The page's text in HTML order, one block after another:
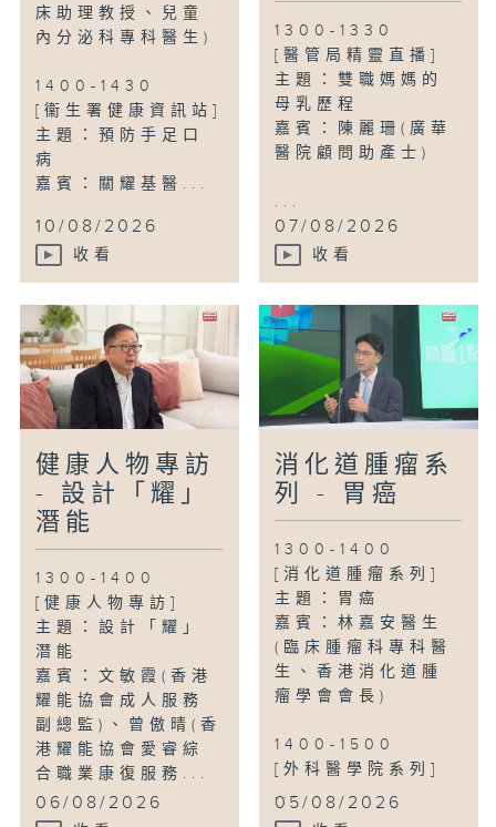
床助理教授、兒童
內分泌科專科醫生)
1400-1430
[衞生署健康資訊站]
主題：預防手足口
病
嘉賓：關耀基醫...
10/08/2026
收看
1300-1330
[醫管局精靈直播]
主題：雙職媽媽的
母乳歷程
嘉賓：陳麗珊(廣華
醫院顧問助產士)
...
07/08/2026
收看
健康人物專訪
- 設計「耀」
潛能
1300-1400
[健康人物專訪]
主題：設計「耀」
潛能
嘉賓：文敏霞(香港
耀能協會成人服務
副總監)、曾傲晴(香
港耀能協會愛睿綜
合職業康復服務...
06/08/2026
消化道腫瘤系
列 - 胃癌
1300-1400
[消化道腫瘤系列]
主題：胃癌
嘉賓：林嘉安醫生
(臨床腫瘤科專科醫
生、香港消化道腫
瘤學會會長)
1400-1500
[外科醫學院系列]
...
05/08/2026